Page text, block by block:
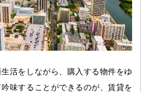
活をしながら、購入する物件をゆ
味することができるのが、賃貸を